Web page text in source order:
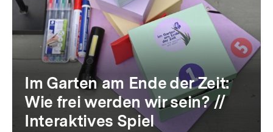
Im Garten am Ende der Zeit:
Wie frei werden wir sein? //
Interaktives Spiel